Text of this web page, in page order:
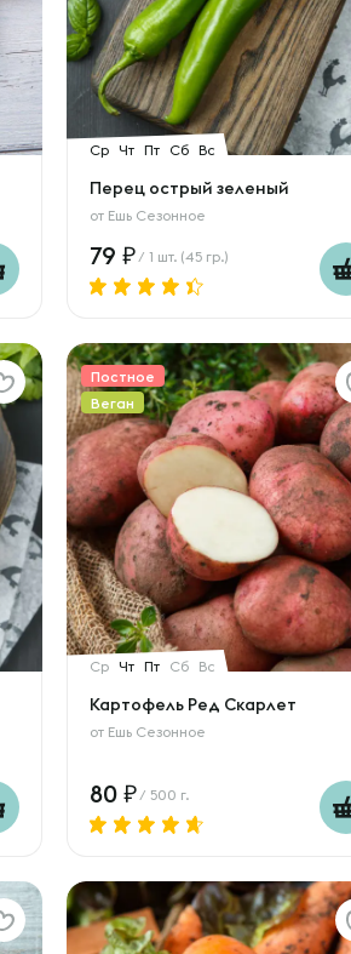
Ср Чт Пт Сб Вс
Перец острый зеленый
от Ешь Сезонное
79 / 1 шт. (45 гр.)
Постное
Веган
Ср Чт Пт Сб Вс
Картофель Ред Скарлет
от Ешь Сезонное
80 / 500 г.